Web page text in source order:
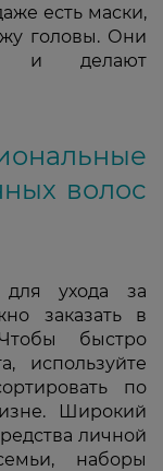
есть маски,
головы. Они
и делают
волос
для ухода за
заказать в
быстро
используйте
по
Широкий
личной
наборы